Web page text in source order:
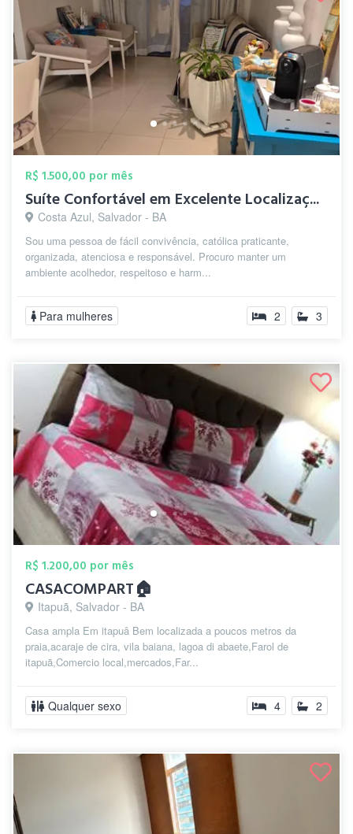
R$ 1.500,00 por mês
Suíte Confortável em Excelente Localizaç...
Costa Azul, Salvador - BA
Sou uma pessoa de fácil convivência, católica praticante,
organizada, atenciosa e responsável. Procuro manter um
ambiente acolhedor, respeitoso e harm...
Para mulheres 2 3
R$ 1.200,00 por mês
CASACOMPART🏠
Itapuã, Salvador - BA
Casa ampla Em itapuâ Bem localizada a poucos metros da
praia,acaraje de cira, vila baiana, lagoa di abaete,Farol de
itapuã,Comercio local,mercados,Far...
Qualquer sexo 4 2